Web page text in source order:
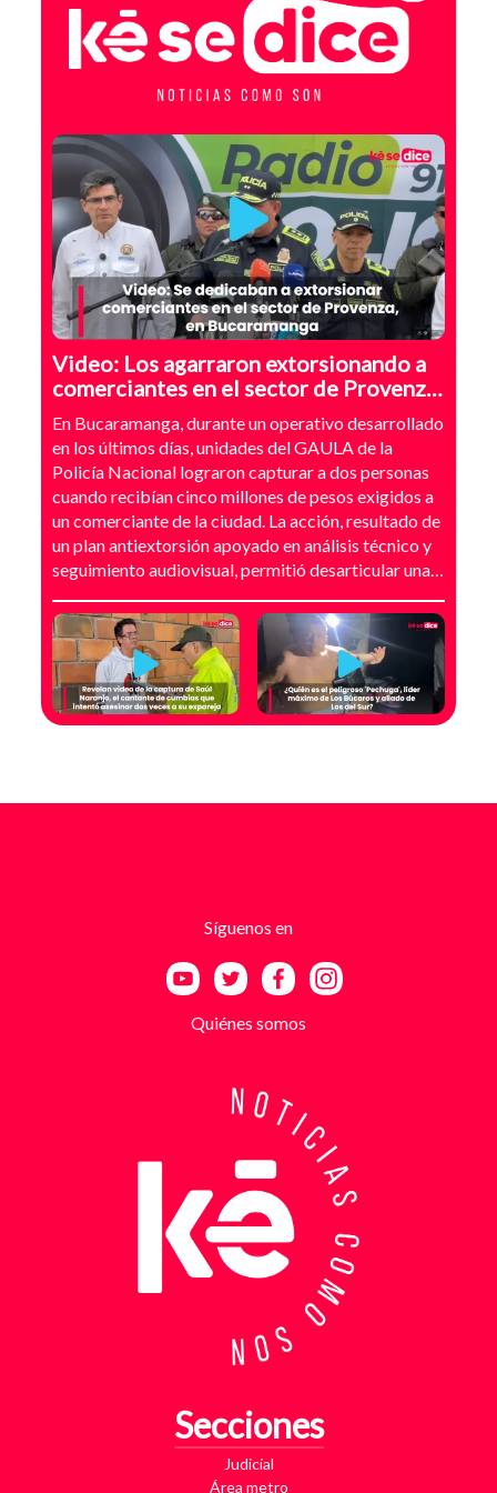
Video: Los agarraron extorsionando a
comerciantes en el sector de Provenza,
Bucaramanga
En Bucaramanga, durante un operativo desarrollado
en los últimos días, unidades del GAULA de la
Policía Nacional lograron capturar a dos personas
cuando recibían cinco millones de pesos exigidos a
un comerciante de la ciudad. La acción, resultado de
un plan antiextorsión apoyado en análisis técnico y
seguimiento audiovisual, permitió desarticular una
digitales, suplantación de grupos armados y presión
directa sobre establecimientos comerciales. La
investigación no comenzó con la captura, sino con el
temor de un comerciante que empezó a recibir
mensajes y llamadas en las que le exigían dinero a
a las amenazas. Las exigencias económicas variaban
entre uno y cinco millones de pesos, dependiendo de
la supuesta “capacidad de pago” de cada víctima. A
antiextorsión que se extendió por varios sectores
investigadores revisaron más de 200 cámaras de
seguridad públicas y privadas, además de analizar
cerca de 300 horas de grabaciones, con el objetivo
de reconstruir los movimientos de los sospechosos
y establecer patrones de comportamiento. Ese
seguimiento permitió identificar no solo el punto y
la modalidad de entrega del dinero, sino también la
posible existencia de otras víctimas que habrían
sido contactadas bajo el mismo esquema de
intimidación. Con la información recopilada, se
coordinó el operativo que culminó con la captura en
flagrancia. El procedimiento se realizó en el
extorsión. En su poder fueron hallados varios
elementos que ahora hacen parte del proceso
judicial, entre ellos una motocicleta utilizada para
Síguenos en
Quiénes somos
Secciones
Judicial
Área metro